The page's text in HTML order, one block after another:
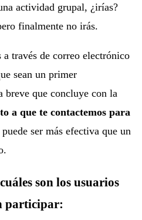
actividad grupal, ¿irías?
finalmente no irás.
través de correo electrónico
sean un primer
breve que concluye con la
a que te contactemos para
puede ser más efectiva que un
son los usuarios
participar: